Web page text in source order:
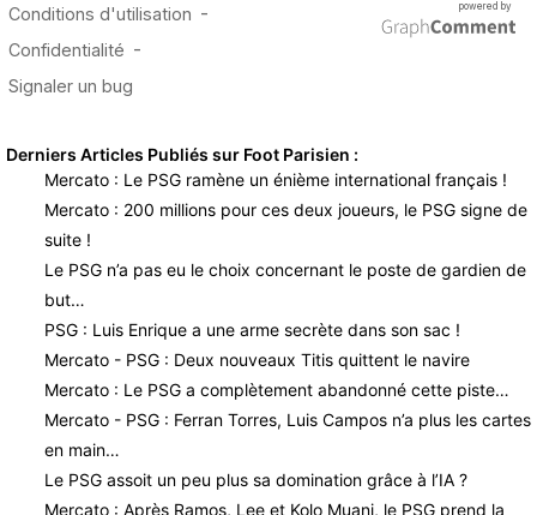
Derniers Articles Publiés sur Foot Parisien :
Mercato : Le PSG ramène un énième international français !
Mercato : 200 millions pour ces deux joueurs, le PSG signe de
suite !
Le PSG n’a pas eu le choix concernant le poste de gardien de
but…
PSG : Luis Enrique a une arme secrète dans son sac !
Mercato - PSG : Deux nouveaux Titis quittent le navire
Mercato : Le PSG a complètement abandonné cette piste…
Mercato - PSG : Ferran Torres, Luis Campos n’a plus les cartes
en main…
Le PSG assoit un peu plus sa domination grâce à l’IA ?
Mercato : Après Ramos, Lee et Kolo Muani, le PSG prend la